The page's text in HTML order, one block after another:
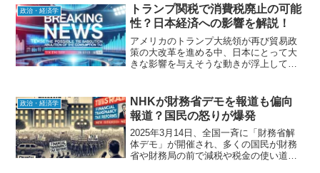
政治・経済学
トランプ関税で消費税廃止の可能
性？日本経済への影響を解説！
アメリカのトランプ大統領が再び貿易政
策の大改革を進める中、日本にとって大
きな影響を与えそうな動きが浮上してい
の消費税制度にも影響を与える可能性が
指摘されています。この記...
政治・経済学
NHKが財務省デモを報道も偏向
報道？国民の怒りが爆発
2025年3月14日、全国一斉に「財務省解
体デモ」が開催され、多くの国民が財務
省や財務局の前で減税や税金の使い道の